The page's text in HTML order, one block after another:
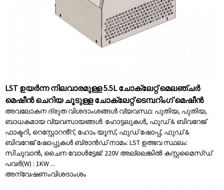
LST ഉയർന്ന നിലവാരമുള്ള 5.5L ചോക്ലേറ്റ് മെലഞ്ചർ
മെഷീൻ ചെറിയ ചൂടുള്ള ചോക്ലേറ്റ് ടെമ്പറിംഗ് മെഷീൻ
അവലോകന ദ്രുത വിശദാംശങ്ങൾ വ്യവസ്ഥ: പുതിയ, പുതിയ,
ബാധകമായ വ്യവസായങ്ങൾ: ഹോട്ടലുകൾ, ഫുഡ് & ബിവറേജ്
ഫാക്ടറി, റെസ്റ്റോറൻ്റ്, ഹോം യൂസ്, ഫുഡ് ഷോപ്പ്, ഫുഡ് &
ബിവറേജ് ഷോപ്പുകൾ ബ്രാൻഡ് നാമം: LST ഉത്ഭവ സ്ഥലം:
സിചുവാൻ, ചൈന വോൾട്ടേജ്: 220V അല്ലെങ്കിൽ കസ്റ്റമൈസ്ഡ്
പവർ(W) : 1KW ...
അന്വേഷണംവിശദാംശം